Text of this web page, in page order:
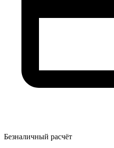
Безналичный расчёт